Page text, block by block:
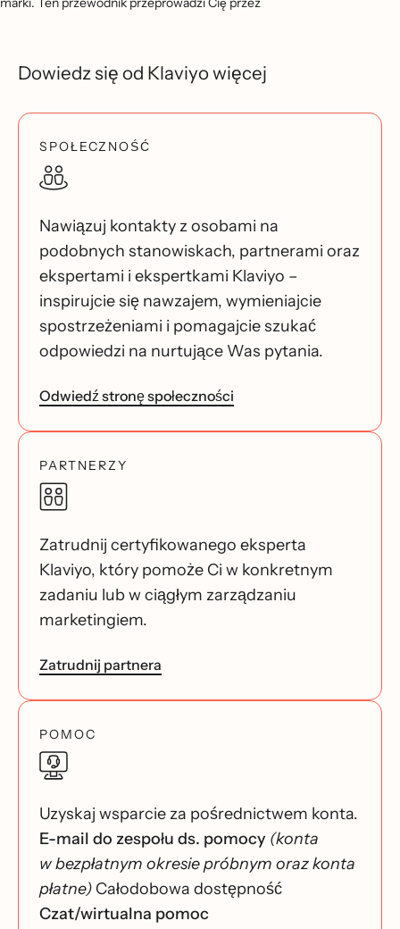
Dowiedz się od Klaviyo więcej
SPOŁECZNOŚĆ
Nawiązuj kontakty z osobami na
podobnych stanowiskach, partnerami oraz
ekspertami i ekspertkami Klaviyo –
inspirujcie się nawzajem, wymieniajcie
spostrzeżeniami i pomagajcie szukać
odpowiedzi na nurtujące Was pytania.
Odwiedź stronę społeczności
PARTNERZY
Zatrudnij certyfikowanego eksperta
Klaviyo, który pomoże Ci w konkretnym
zadaniu lub w ciągłym zarządzaniu
marketingiem.
Zatrudnij partnera
POMOC
Uzyskaj wsparcie za pośrednictwem konta.
E-mail do zespołu ds. pomocy (konta
w bezpłatnym okresie próbnym oraz konta
płatne) Całodobowa dostępność
Czat/wirtualna pomoc